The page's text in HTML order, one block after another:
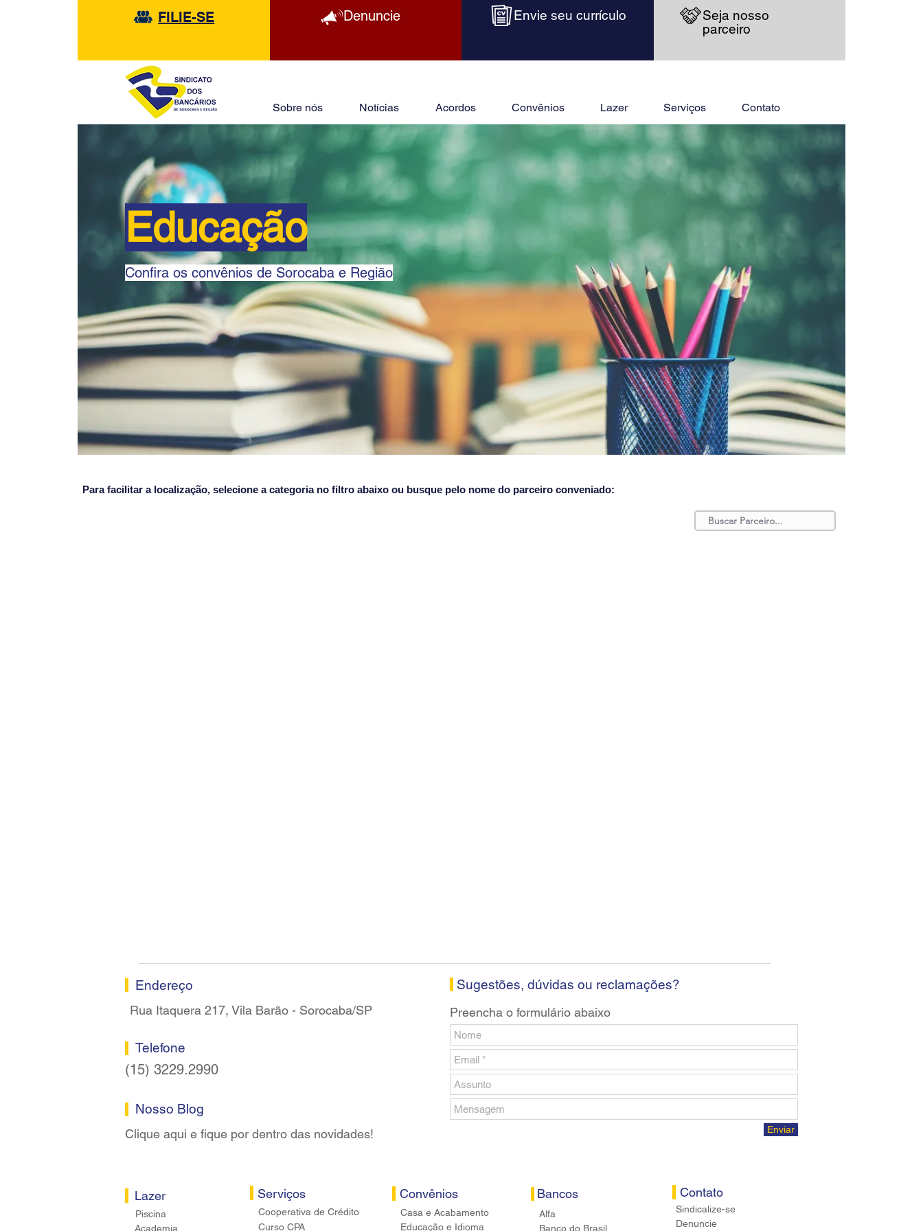
FILIE-SE Denuncie Envie seu currículo
Seja nosso
parceiro
Sobre nós Notícias Acordos Convênios Lazer Serviços Contato
Educação
Confira os convênios de Sorocaba e Região
Para facilitar a localização, selecione a categoria no filtro abaixo ou busque pelo nome do parceiro conveniado:
Endereço
Rua Itaquera 217, Vila Barão - Sorocaba/SP
Telefone
(15) 3229.2990
Nosso Blog
Clique aqui e fique por dentro das novidades!
Lazer
Piscina
Academia
Serviços
Cooperativa de Crédito
Curso CPA
Sugestões, dúvidas ou reclamações?
Preencha o formulário abaixo
Enviar
Convênios
Casa e Acabamento
Educação e Idioma
Bancos
Alfa
Banco do Brasil
Contato
Sindicalize-se
Denuncie